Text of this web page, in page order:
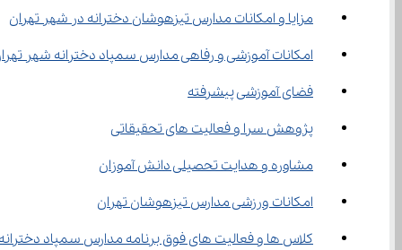
مزایا و امکانات مدارس تیزهوشان دخترانه در شهر تهران
امکانات آموزشی و رفاهی مدارس سمپاد دخترانه شهر
فضای آموزشی پیشرفته
پژوهش سرا و فعالیت های تحقیقاتی
مشاوره و هدایت تحصیلی دانش آموزان
امکانات ورزشی مدارس تیزهوشان تهران
کلاس ها و فعالیت های فوق برنامه مدارس سمپاد